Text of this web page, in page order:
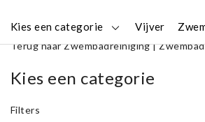
Kies een categorie Vijver
Terug naar Zwembadreiniging|Zwembad
Kies een categorie
Filters